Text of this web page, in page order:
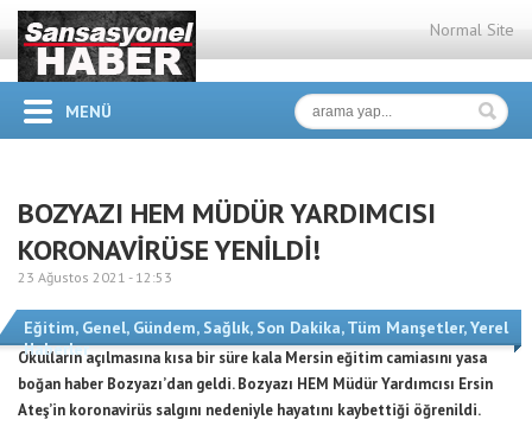
Normal Site
MENÜ
BOZYAZI HEM MÜDÜR YARDIMCISI
KORONAVİRÜSE YENİLDİ!
23 Ağustos 2021 - 12:53
Eğitim, Genel, Gündem, Sağlık, Son Dakika,Tüm Manşetler,Yerel
Haberler
Okulların açılmasına kısa bir süre kala Mersin eğitim camiasını yasa
boğan haber Bozyazı’dan geldi. Bozyazı HEM Müdür Yardımcısı Ersin
Ateş’in koronavirüs salgını nedeniyle hayatını kaybettiği öğrenildi.